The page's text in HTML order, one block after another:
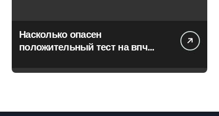
Насколько опасен
положительный тест на впч